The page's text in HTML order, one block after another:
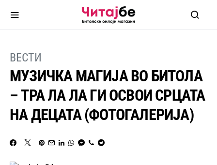
ВЕСТИ
МУЗИЧКА МАГИЈА ВО БИТОЛА
– ТРА ЛА ЛА ГИ ОСВОИ СРЦАТА
НА ДЕЦАТА (ФОТОГАЛЕРИЈА)